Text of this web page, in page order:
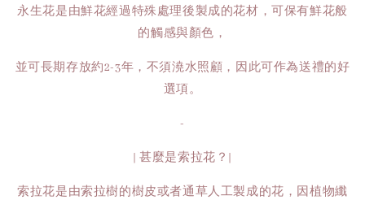
永生花是由鮮花經過特殊處理後製成的花材，可保有鮮花般
的觸感與顏色，
並可長期存放約2-3年，不須澆水照顧，因此可作為送禮的好
選項。
-
| 甚麼是索拉花？|
索拉花是由索拉樹的樹皮或者通草人工製成的花，因植物纖